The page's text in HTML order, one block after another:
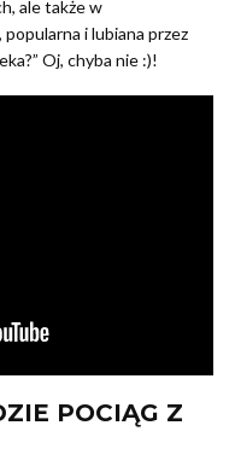
ale także w
i lubiana przez
Oj, chyba nie :)!
POCIĄG Z